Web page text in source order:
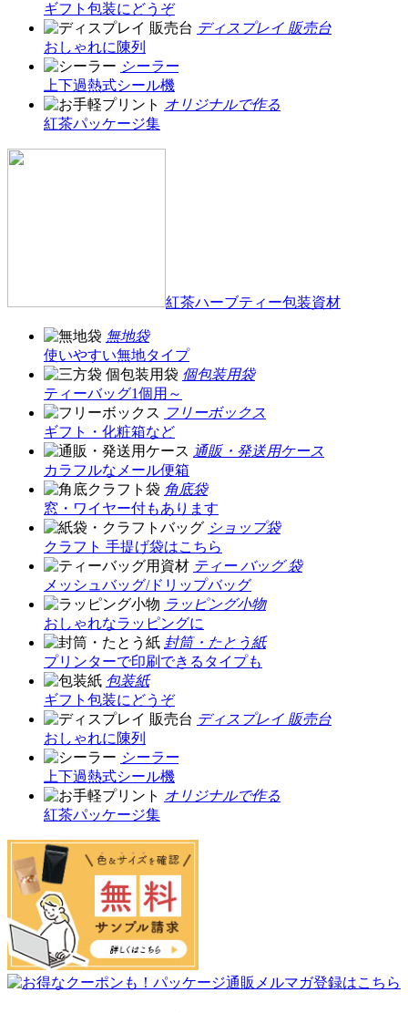
ギフト包装にどうぞ
ディスプレイ 販売台
おしゃれに陳列
シーラー
上下過熱式シール機
オリジナルで作る
紅茶パッケージ集
紅茶ハーブティー包装資材
無地袋
使いやすい無地タイプ
個包装用袋
ティーバッグ1個用～
フリーボックス
ギフト・化粧箱など
通販・発送用ケース
カラフルなメール便箱
角底袋
窓・ワイヤー付もあります
ショップ袋
クラフト 手提げ袋はこちら
ティー バッグ 袋
メッシュバッグ/ドリップバッグ
ラッピング小物
おしゃれなラッピングに
封筒・たとう紙
プリンターで印刷できるタイプも
包装紙
ギフト包装にどうぞ
ディスプレイ 販売台
おしゃれに陳列
シーラー
上下過熱式シール機
オリジナルで作る
紅茶パッケージ集